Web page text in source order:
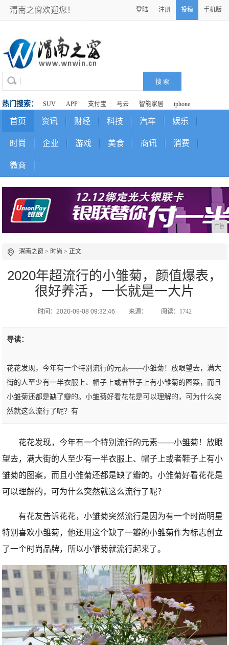
渭南之窗欢迎您！ 登陆 注册 投稿 手机版
热门搜索： SUV APP 支付宝 马云 智能家居 iphone
首页 资讯 财经 科技 汽车 娱乐
时尚 企业 游戏 美食 商讯 消费
微商
广告
渭南之窗 > 时尚 > 正文
2020年超流行的小雏菊，颜值爆表，
很好养活，一长就是一大片
时间：2020-09-08 09:32:46 来源： 阅读：1742
导读：
花花发现，今年有一个特别流行的元素——小雏菊！放眼望去，满大
街的人至少有一半衣服上、帽子上或者鞋子上有小雏菊的图案，而且
小雏菊还都是缺了瓣的。小雏菊好看花花是可以理解的，可为什么突
然就这么流行了呢？有
花花发现，今年有一个特别流行的元素——小雏菊！放眼
望去，满大街的人至少有一半衣服上、帽子上或者鞋子上有小
雏菊的图案，而且小雏菊还都是缺了瓣的。小雏菊好看花花是
可以理解的，可为什么突然就这么流行了呢？
有花友告诉花花，小雏菊突然流行是因为有一个时尚明星
特别喜欢小雏菊，他还用这个缺了一瓣的小雏菊作为标志创立
了一个时尚品牌，所以小雏菊就流行起来了。